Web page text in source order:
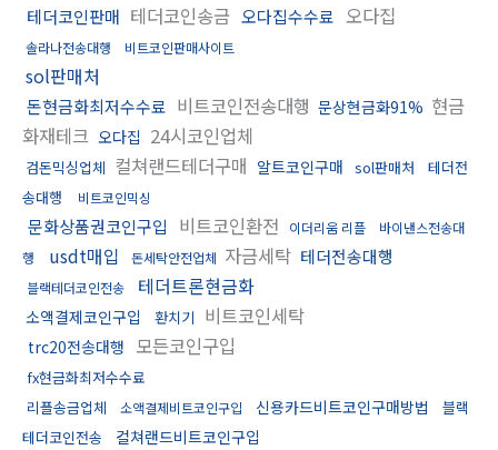
테더코인판매 테더코인송금 오다집수수료 오다집
솔라나전송대행 비트코인판매사이트
sol판매처
돈현금화최저수수료 비트코인전송대행 문상현금화91% 현금
화재테크 오다집 24시코인업체
검돈믹싱업체 컬쳐랜드테더구매 알트코인구매 sol판매처
테더전
송대행
비트코인믹싱
문화상품권코인구입 비트코인환전 이더리움 리플
바이낸스전송대
행
usdt매입 돈세탁안전업체 자금세탁 테더전송대행
블랙테더코인전송 테더트론현금화
소액결제코인구입 환치기 비트코인세탁
trc20전송대행 모든코인구입
fx현금화최저수수료
리플송금업체
소액결제비트코인구입 신용카드비트코인구매방법
블랙
테더코인전송
컬쳐랜드비트코인구입